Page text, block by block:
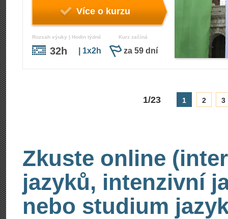
Více o kurzu
Rozsah výuky | Hodin týdně
32h | 1x2h
Kurz začíná
za 59 dní
1/23 1 2 3
Zkuste online
jazyků, intenzivní
nebo studium